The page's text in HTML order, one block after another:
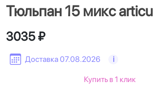
Тюльпан 15 микс
Доставка 07.08.2026 i
3035 ₽
Купить в 1 клик